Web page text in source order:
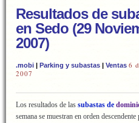
Resultados de
en Sedo (29
2007)
.mobi | Parking y subastas | Ventas 6
2007
Los resultados de las subastas de
semana se muestran en orden